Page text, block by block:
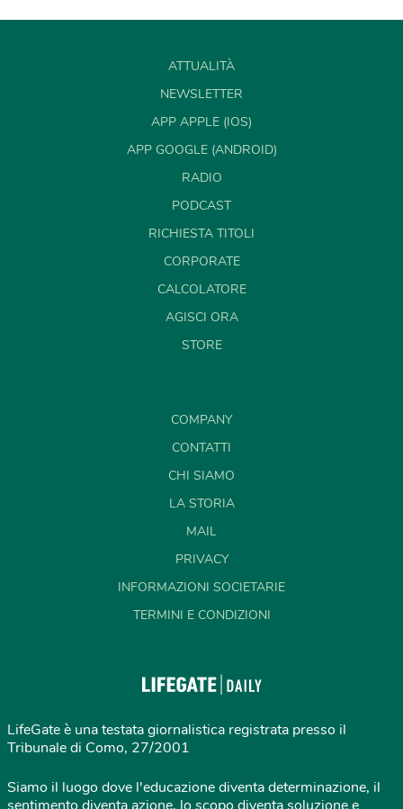
ATTUALITÀ
NEWSLETTER
APP APPLE (IOS)
APP GOOGLE (ANDROID)
RADIO
PODCAST
RICHIESTA TITOLI
CORPORATE
CALCOLATORE
AGISCI ORA
STORE
COMPANY
CONTATTI
CHI SIAMO
LA STORIA
MAIL
PRIVACY
INFORMAZIONI SOCIETARIE
TERMINI E CONDIZIONI
LifeGate è una testata giornalistica registrata presso il
Tribunale di Como, 27/2001
Siamo il luogo dove l'educazione diventa determinazione, il